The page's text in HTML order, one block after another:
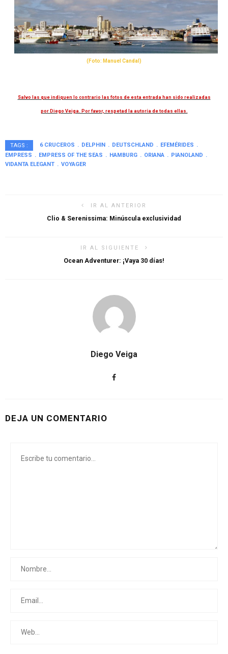
(Foto: Manuel Candal)
Salvo las que indiquen lo contrario las fotos de esta entrada han sido realizadas
por Diego Veiga. Por favor, respetad la autoría de todas ellas.
TAGS : 6 CRUCEROS DELPHIN DEUTSCHLAND
EFEMÉRIDES
EMPRESS
EMPRESS OF THE SEAS HAMBURG ORIANA
PIANOLAND
VIDANTA ELEGANT
VOYAGER
IR AL ANTERIOR
Clio & Serenissima: Minúscula exclusividad
IR AL SIGUIENTE
Ocean Adventurer: ¡Vaya 30 días!
Diego Veiga
DEJA UN COMENTARIO